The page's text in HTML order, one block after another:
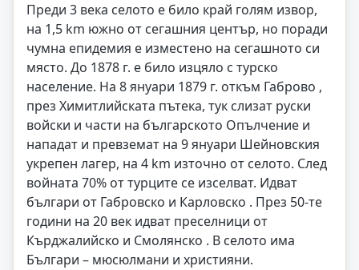
Преди 3 века селото е било край голям извор,
на 1,5 km южно от сегашния център, но поради
чумна епидемия е изместено на сегашното си
място. До 1878 г. е било изцяло с турско
население. На 8 януари 1879 г. откъм Габрово ,
през Химитлийската пътека, тук слизат руски
войски и части на българското Опълчение и
нападат и превземат на 9 януари Шейновския
укрепен лагер, на 4 km източно от селото. След
войната 70% от турците се изселват. Идват
българи от Габровско и Карловско . През 50-те
години на 20 век идват преселници от
Кърджалийско и Смолянско . В селото има
Българи – мюсюлмани и християни.